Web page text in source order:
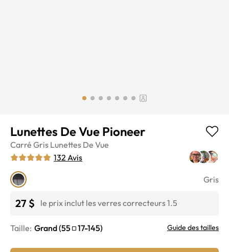
Lunettes De Vue Pioneer
Carré Gris Lunettes De Vue
132 Avis
Gris
27 $ le prix inclut les verres correcteurs 1.5
Taille: Grand(55 17-145) Guide des tailles